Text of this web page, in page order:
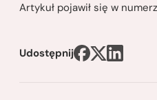
Artykuł pojawił się w
Udostępnij